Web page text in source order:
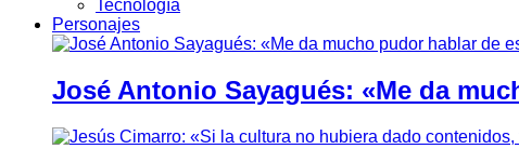
Tecnología
Personajes
José Antonio Sayagués: «Me da